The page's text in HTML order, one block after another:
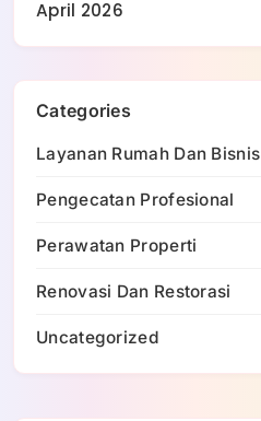
April 2026
Categories
Layanan Rumah Dan Bisnis
Pengecatan Profesional
Perawatan Properti
Renovasi Dan Restorasi
Uncategorized